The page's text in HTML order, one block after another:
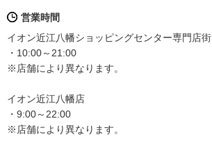
営業時間
イオン近江八幡ショッピングセンター専門店街
・10:00～21:00
※店舗により異なります。
イオン近江八幡店
・9:00～22:00
※店舗により異なります。